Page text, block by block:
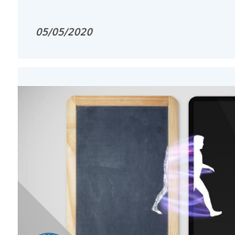
05/05/2020